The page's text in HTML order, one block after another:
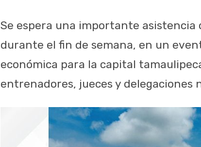
Se espera una importante asistencia
durante el fin de semana, en un
económica para la capital
entrenadores, jueces y delegaciones